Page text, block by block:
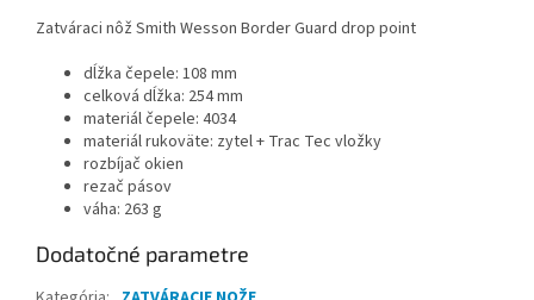
Zatváraci nôž Smith Wesson Border Guard drop point
dĺžka čepele: 108 mm
celková dĺžka: 254 mm
materiál čepele: 4034
materiál rukoväte: zytel + Trac Tec vložky
rozbíjač okien
rezač pásov
váha: 263 g
Dodatočné parametre